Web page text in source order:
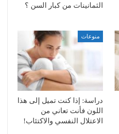
الثمانينات من كبار السن ؟
منوعات
دراسة: إذا كنت تميل إلى هذا
اللون فأنت تعاني من
الاعتلال النفسي والاكتئاب!